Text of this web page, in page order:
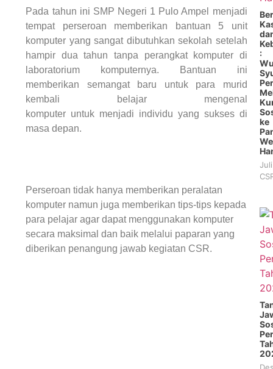
Pada tahun ini SMP Negeri 1 Pulo Ampel menjadi
tempat perseroan memberikan bantuan 5 unit
komputer yang sangat dibutuhkan sekolah setelah
hampir dua tahun tanpa perangkat komputer di
laboratorium komputernya. Bantuan ini
memberikan semangat baru untuk para murid
kembali belajar mengenal
komputer untuk menjadi individu yang sukses di
masa depan.
Perseroan tidak hanya memberikan peralatan
komputer namun juga memberikan tips-tips kepada
para pelajar agar dapat menggunakan komputer
secara maksimal dan baik melalui paparan yang
diberikan penangung jawab kegiatan CSR.
:
ke